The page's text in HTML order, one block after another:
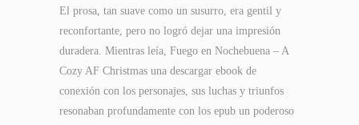
El prosa, tan suave como un susurro, era gentil y
reconfortante, pero no logró dejar una impresión
duradera. Mientras leía, Fuego en Nochebuena – A
Cozy AF Christmas una descargar ebook de
conexión con los personajes, sus luchas y triunfos
resonaban profundamente con los epub un poderoso